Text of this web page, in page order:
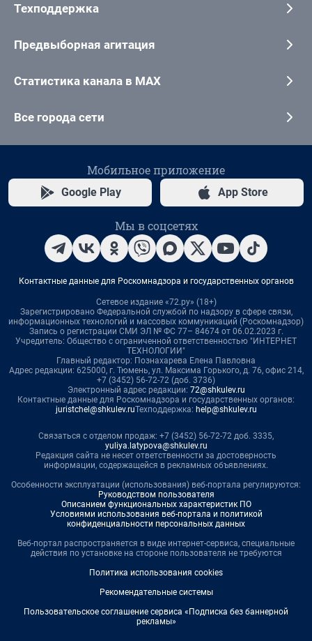
Техподдержка
Предвыборная агитация
Статистика канала в MAX
Все города сети
Мобильное приложение
Google Play App Store
Мы в соцсетях
Контактные данные для Роскомнадзора и государственных органов
Сетевое издание «72.ру» (18+)
Зарегистрировано Федеральной службой по надзору в сфере связи,
информационных технологий и массовых коммуникаций (Роскомнадзор)
Запись о регистрации СМИ ЭЛ № ФС 77– 84674 от 06.02.2023 г.
Учредитель: Общество с ограниченной ответственностью "ИНТЕРНЕТ
ТЕХНОЛОГИИ"
Главный редактор: Познахарева Елена Павловна
Адрес редакции: 625000, г. Тюмень, ул. Максима Горького, д. 76, офис 214,
+7 (3452) 56-72-72 (доб. 3736)
Электронный адрес редакции: 72@shkulev.ru
Контактные данные для Роскомнадзора и государственных органов:
juristchel@shkulev.ruТехподдержка: help@shkulev.ru
Связаться с отделом продаж: +7 (3452) 56-72-72 доб. 3335,
yuliya.latypova@shkulev.ru
Редакция сайта не несет ответственности за достоверность
информации, содержащейся в рекламных объявлениях.
Особенности эксплуатации (использования) веб-портала регулируются:
Руководством пользователя
Описанием функциональных характеристик ПО
Условиями использования веб-портала и политикой
конфиденциальности персональных данных
Веб-портал распространяется в виде интернет-сервиса, специальные
действия по установке на стороне пользователя не требуются
Политика использования cookies
Рекомендательные системы
Пользовательское соглашение сервиса «Подписка без баннерной
рекламы»